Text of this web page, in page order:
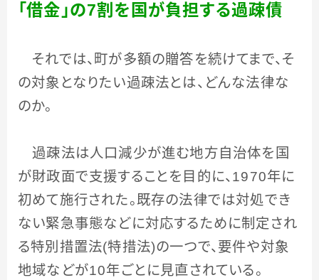
「借金」の7割を国が負担する過疎債
それでは、町が多額の贈答を続けてまで、そ
の対象となりたい過疎法とは、どんな法律な
のか。
過疎法は人口減少が進む地方自治体を国
が財政面で支援することを目的に、 1970年に
初めて施行された。既存の法律では対処でき
ない緊急事態などに対応するために制定され
る特別措置法(特措法)の一つで、要件や対象
地域などが10年ごとに見直されている。